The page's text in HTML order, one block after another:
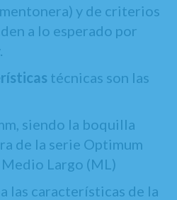
y de criterios
a lo esperado por
técnicas son las
siendo la boquilla
de la serie Optimum
Largo (ML)
las características de la